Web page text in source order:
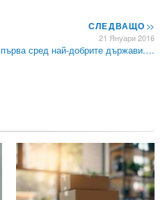
СЛЕДВАЩО>>
21 Януари 2016
сред най-добрите държави.…